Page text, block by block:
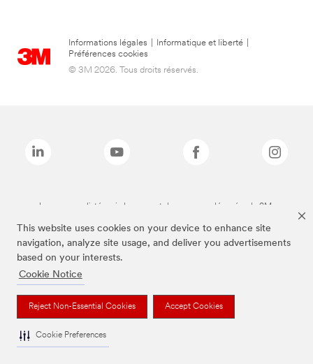
This website uses cookies on your device to enhance site
navigation, analyze site usage, and deliver you advertisements
based on your interests.
Cookie Notice
Reject Non-Essential Cookies Accept Cookies
Cookie Preferences
Informations légales Informatique et liberté
Préférences cookies
© 3M 2026. Tous droits réservés.
Les marques listées ci-dessus sont des marques déposées de 3M.